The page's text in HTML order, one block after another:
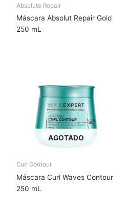
Absolute Repair
Máscara Absolut Repair Gold
250 mL
AGOTADO
Curl Contour
Máscara Curl Waves Contour
250 mL